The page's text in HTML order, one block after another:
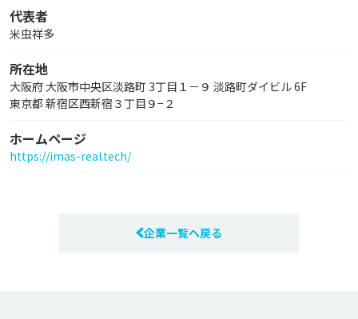
代表者
米虫祥多
所在地
大阪府 大阪市中央区淡路町 3丁目１－９ 淡路町ダイビル 6F
東京都 新宿区西新宿３丁目９−２
ホームページ
https://imas-real.tech/
企業一覧へ戻る